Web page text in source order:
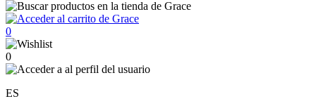
0
0
ES